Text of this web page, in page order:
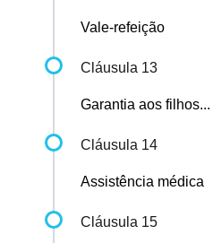
Vale-refeição
Cláusula 13
Garantia aos filhos...
Cláusula 14
Assistência médica
Cláusula 15